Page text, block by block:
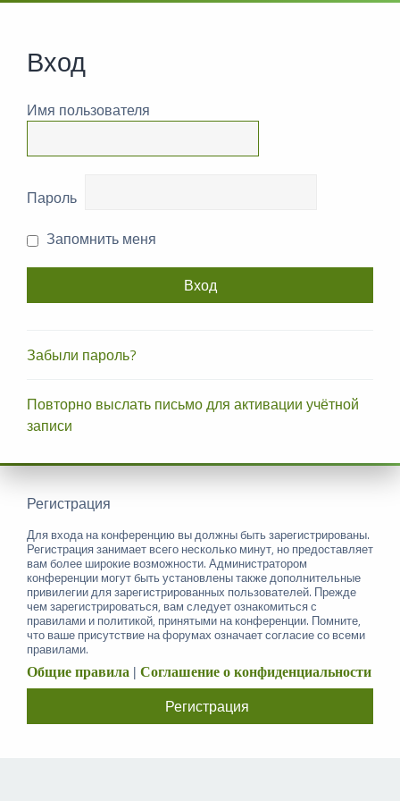
Вход
Имя пользователя
Пароль
Запомнить меня
Забыли пароль?
Повторно выслать письмо для активации учётной
записи
Регистрация
Для входа на конференцию вы должны быть зарегистрированы.
Регистрация занимает всего несколько минут, но предоставляет
вам более широкие возможности. Администратором
конференции могут быть установлены также дополнительные
привилегии для зарегистрированных пользователей. Прежде
чем зарегистрироваться, вам следует ознакомиться с
правилами и политикой, принятыми на конференции. Помните,
что ваше присутствие на форумах означает согласие со всеми
правилами.
Общие правила | Соглашение о конфиденциальности
Регистрация